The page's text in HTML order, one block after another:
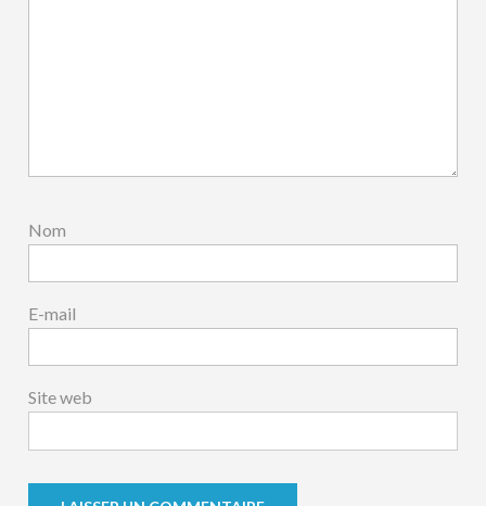
Nom
E-mail
Site web